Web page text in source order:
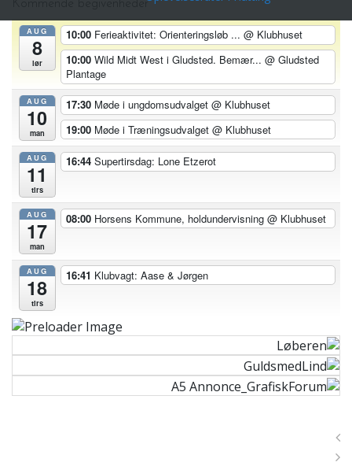
Kommende begivenheder
AUG
8
lør
10:00 Ferieaktivitet: Orienteringsløb ... @ Klubhuset
10:00 Wild Midt West i Gludsted. Bemær... @ Gludsted
Plantage
AUG
10
man
17:30 Møde i ungdomsudvalget @ Klubhuset
19:00 Møde i Træningsudvalget @ Klubhuset
AUG
11
tirs
16:44 Supertirsdag: Lone Etzerot
AUG
17
man
08:00 Horsens Kommune, holdundervisning @ Klubhuset
AUG
18
tirs
16:41 Klubvagt: Aase & Jørgen